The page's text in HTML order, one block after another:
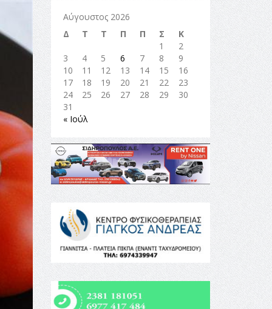
Αύγουστος 2026
Δ
Τ Τ Π Π Σ
Κ
1
2
3
4 5 6 7 8
9
10
11 12 13 14 15
16
17
18 19 20 21 22
23
24
25 26 27 28 29
30
31
« Ιούλ